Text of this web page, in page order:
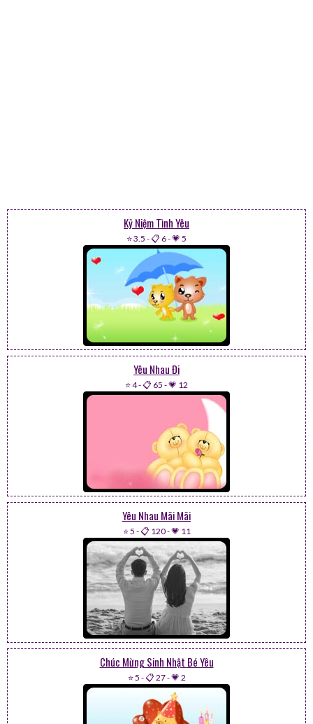
Kỷ Niệm Tình Yêu
⭐ 3.5 -📋 6-💗 5
Yêu Nhau Đi
⭐ 4-📋 65 -💗 12
Yêu Nhau Mãi Mãi
⭐ 5 -📋 120-💗 11
Chúc Mừng Sinh Nhật Bé Yêu
⭐ 5 -📋 27-💗 2